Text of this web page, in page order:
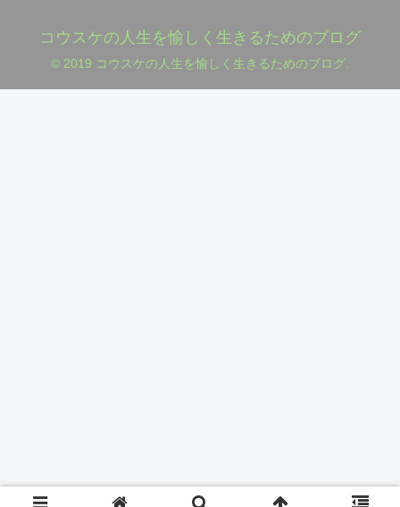
コウスケの人生を愉しく生きるためのブログ
© 2019 コウスケの人生を愉しく生きるためのブログ.